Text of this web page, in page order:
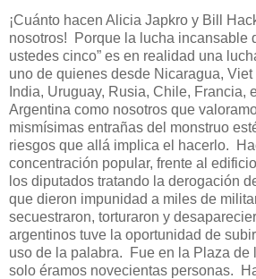
¡Cuánto hacen Alicia Japkro y Bill
nosotros! Porque la lucha incansable
ustedes cinco” es en realidad una
uno de quienes desde Nicaragua,
India, Uruguay, Rusia, Chile, Francia,
Argentina como nosotros que
mismísimas entrañas del monstruo
riesgos que allá implica el hacerlo.
concentración popular, frente al
los diputados tratando la derogación
que dieron impunidad a miles de
secuestraron, torturaron y
argentinos tuve la oportunidad de
uso de la palabra. Fue en la Plaza de
solo éramos novecientas personas.